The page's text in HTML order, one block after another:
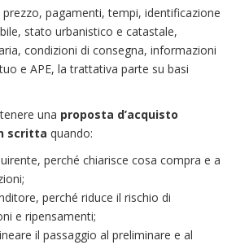
pagamenti, tempi, identificazione
stato urbanistico e catastale,
condizioni di consegna, informazioni
e APE, la trattativa parte su basi
una proposta d’acquisto
scritta quando:
perché chiarisce cosa compra e a
perché riduce il rischio di
e ripensamenti;
il passaggio al preliminare e al